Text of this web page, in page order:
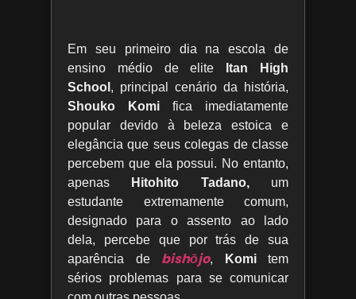
Em seu primeiro dia na escola de
ensino médio de elite
Itan High
School , principal cenário da história,
Shouko Komi fica imediatamente
popular devido à beleza estoica e
elegância que seus colegas de classe
percebem que ela possui. No entanto,
apenas
Hitohito Tadano,um
estudante extremamente comum,
designado para o assento ao lado
dela, percebe que por trás de sua
aparência de bishōjo, Komitem
sérios problemas para se comunicar